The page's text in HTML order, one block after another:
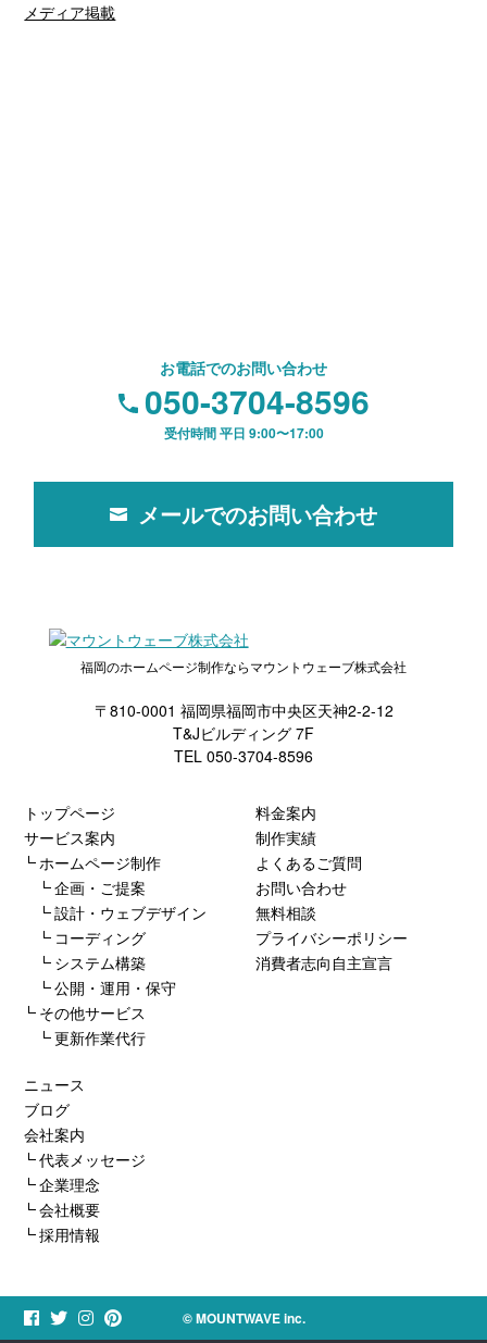
メディア掲載
お電話でのお問い合わせ
050-3704-8596
受付時間 平日 9:00〜17:00
メールでのお問い合わせ
福岡のホームページ制作ならマウントウェーブ株式会社
〒810-0001 福岡県福岡市中央区天神2-2-12
T&Jビルディング 7F
TEL 050-3704-8596
トップページ
サービス案内
ホームページ制作
企画・ご提案
設計・ウェブデザイン
コーディング
システム構築
公開・運用・保守
その他サービス
更新作業代行
料金案内
制作実績
よくあるご質問
お問い合わせ
無料相談
プライバシーポリシー
消費者志向自主宣言
ニュース
ブログ
会社案内
代表メッセージ
企業理念
会社概要
採用情報
© MOUNTWAVE inc.